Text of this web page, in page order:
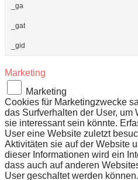
_ga
_gat
_gid
Marketing
Marketing
Cookies für Marketingzwecke
das Surfverhalten der User, um
sie interessant sein könnte.
User eine Website zuletzt
Aktivitäten sie auf der Website
dieser Informationen wird ein
dass auch auf anderen
User geschaltet werden